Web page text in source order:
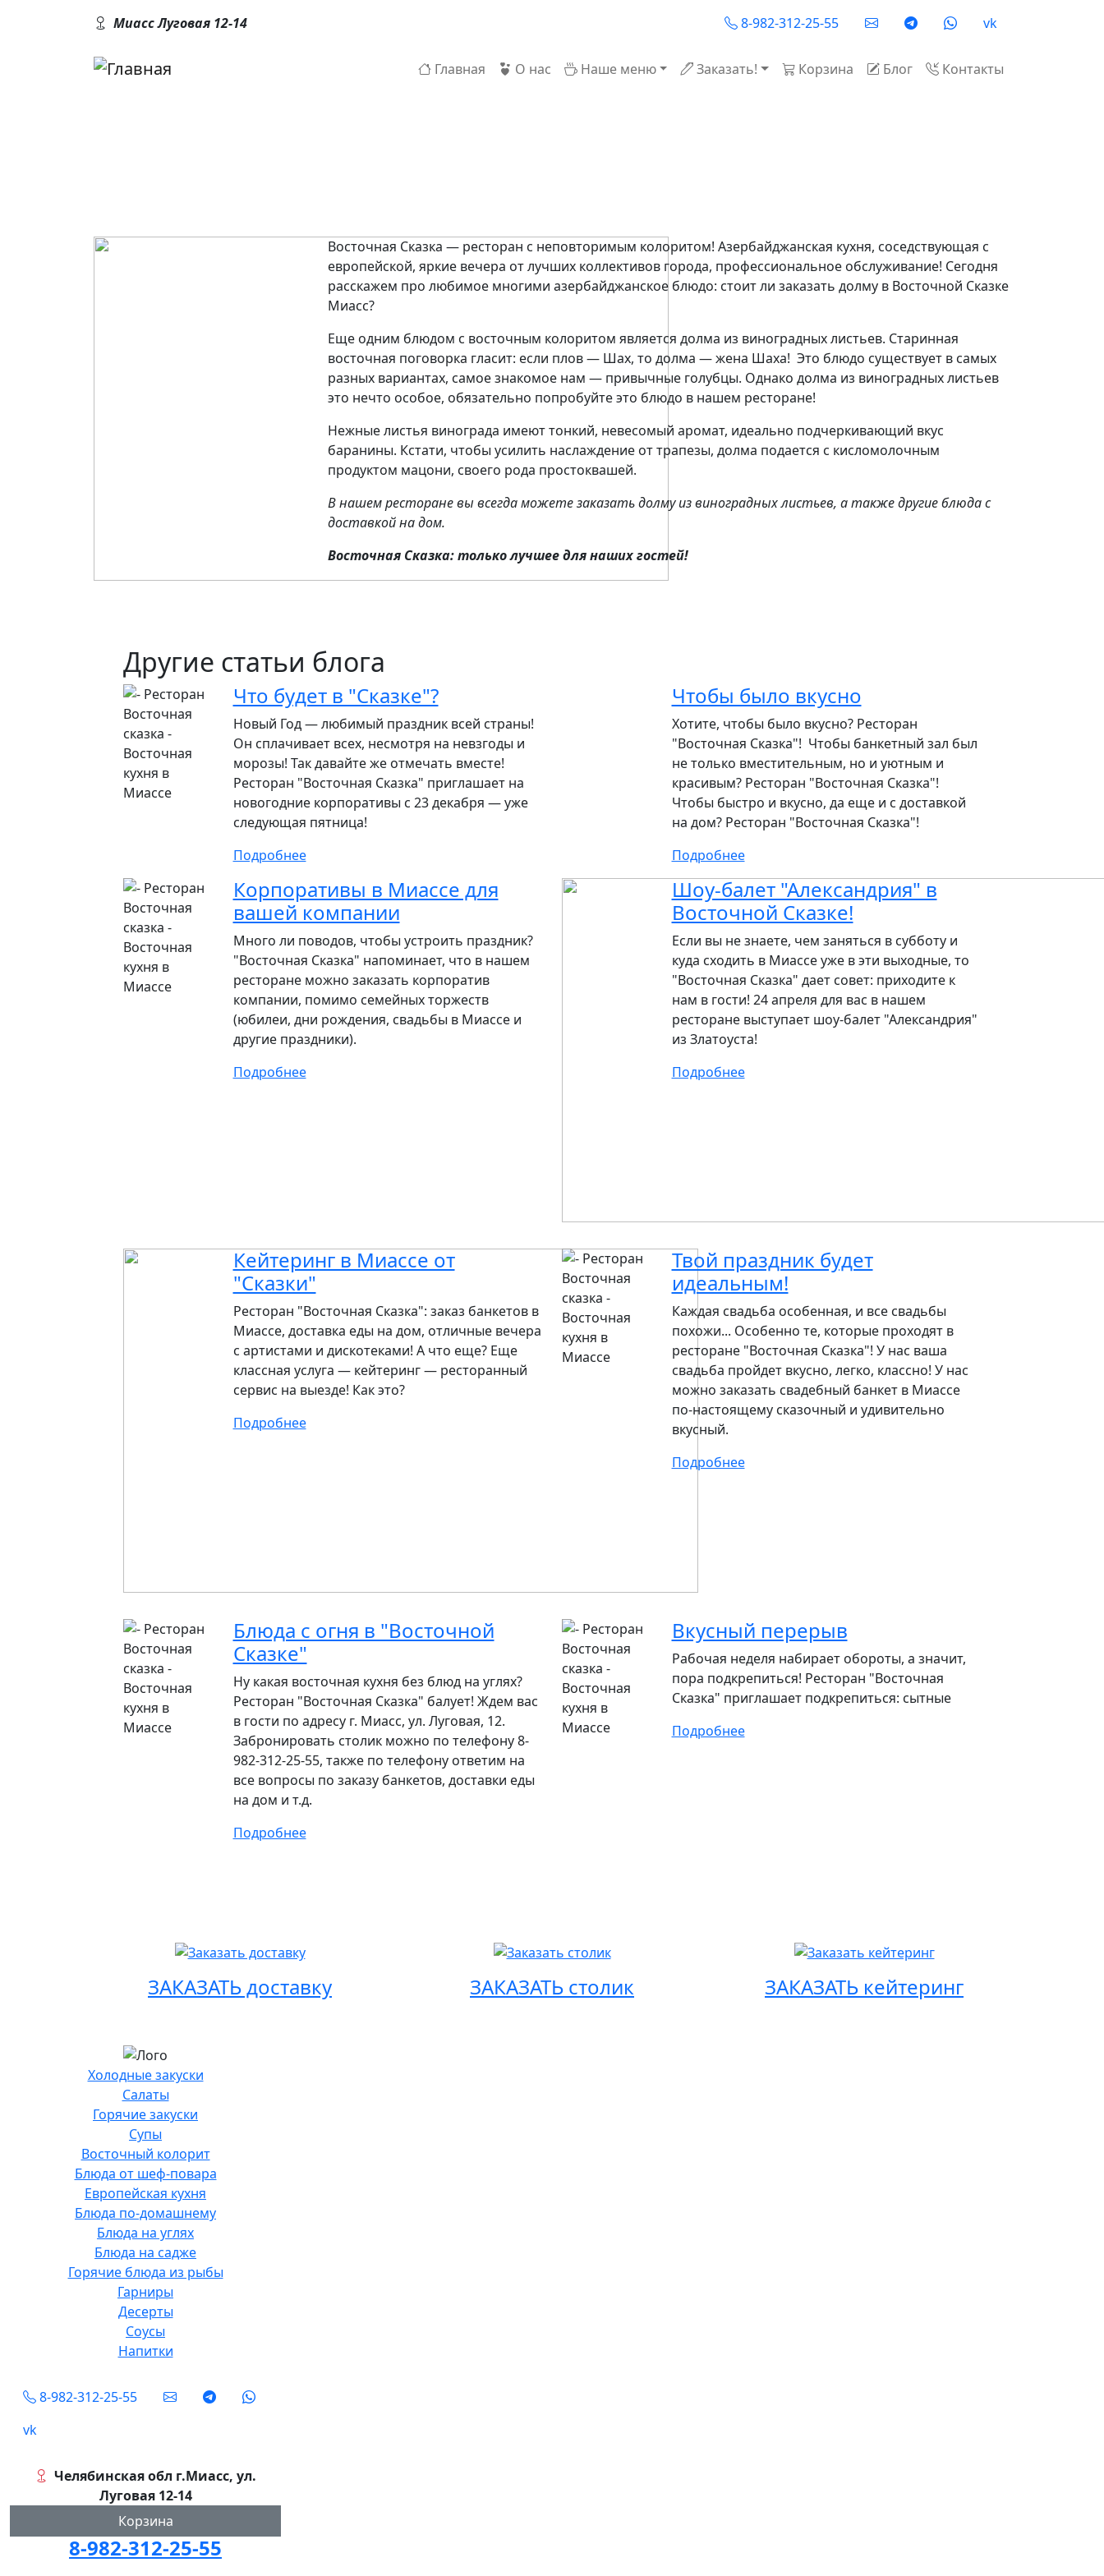
Миасс Луговая 12-14 Social
8-982-312-25-55 vk
Основная навигация
Главная О нас Наше меню Заказать! Корзина Блог Контакты
Восточная Сказка — ресторан с неповторимым колоритом! Азербайджанская кухня, соседствующая с
европейской, яркие вечера от лучших коллективов города, профессиональное обслуживание! Сегодня
расскажем про любимое многими азербайджанское блюдо: стоит ли заказать долму в Восточной Сказке
Миасс?
Еще одним блюдом с восточным колоритом является долма из виноградных листьев. Старинная
восточная поговорка гласит: если плов — Шах, то долма — жена Шаха! Это блюдо существует в самых
разных вариантах, самое знакомое нам — привычные голубцы. Однако долма из виноградных листьев
это нечто особое, обязательно попробуйте это блюдо в нашем ресторане!
Нежные листья винограда имеют тонкий, невесомый аромат, идеально подчеркивающий вкус
баранины. Кстати, чтобы усилить наслаждение от трапезы, долма подается с кисломолочным
продуктом мацони, своего рода простоквашей.
В нашем ресторане вы всегда можете заказать долму из виноградных листьев, а также другие блюда с
доставкой на дом.
Восточная Сказка: только лучшее для наших гостей!
Другие статьи блога
Что будет в "Сказке"?
Новый Год — любимый праздник всей страны!
Он сплачивает всех, несмотря на невзгоды и
морозы! Так давайте же отмечать вместе!
Ресторан "Восточная Сказка" приглашает на
новогодние корпоративы с 23 декабря — уже
следующая пятница!
Подробнее
Чтобы было вкусно
Хотите, чтобы было вкусно? Ресторан
"Восточная Сказка"! Чтобы банкетный зал был
не только вместительным, но и уютным и
красивым? Ресторан "Восточная Сказка"!
Чтобы быстро и вкусно, да еще и с доставкой
на дом? Ресторан "Восточная Сказка"!
Подробнее
Корпоративы в Миассе для
вашей компании
Много ли поводов, чтобы устроить праздник?
"Восточная Сказка" напоминает, что в нашем
ресторане можно заказать корпоратив
компании, помимо семейных торжеств
(юбилеи, дни рождения, свадьбы в Миассе и
другие праздники).
Подробнее
Шоу-балет "Александрия" в
Восточной Сказке!
Если вы не знаете, чем заняться в субботу и
куда сходить в Миассе уже в эти выходные, то
"Восточная Сказка" дает совет: приходите к
нам в гости! 24 апреля для вас в нашем
ресторане выступает шоу-балет "Александрия"
из Златоуста!
Подробнее
Кейтеринг в Миассе от
"Сказки"
Ресторан "Восточная Сказка": заказ банкетов в
Миассе, доставка еды на дом, отличные вечера
с артистами и дискотеками! А что еще? Еще
классная услуга — кейтеринг — ресторанный
сервис на выезде! Как это?
Подробнее
Твой праздник будет
идеальным!
Каждая свадьба особенная, и все свадьбы
похожи... Особенно те, которые проходят в
ресторане "Восточная Сказка"! У нас ваша
свадьба пройдет вкусно, легко, классно! У нас
можно заказать свадебный банкет в Миассе
по-настоящему сказочный и удивительно
вкусный.
Подробнее
Блюда с огня в "Восточной
Сказке"
Ну какая восточная кухня без блюд на углях?
Ресторан "Восточная Сказка" балует! Ждем вас
в гости по адресу г. Миасс, ул. Луговая, 12.
Забронировать столик можно по телефону 8-
982-312-25-55, также по телефону ответим на
все вопросы по заказу банкетов, доставки еды
на дом и т.д.
Подробнее
Вкусный перерыв
Рабочая неделя набирает обороты, а значит,
пора подкрепиться! Ресторан "Восточная
Сказка" приглашает подкрепиться: сытные
Подробнее
ЗАКАЗАТЬ доставку ЗАКАЗАТЬ столик ЗАКАЗАТЬ кейтеринг
Холодные закуски
Салаты
Горячие закуски
Супы
Восточный колорит
Блюда от шеф-повара
Европейская кухня
Блюда по-домашнему
Блюда на углях
Блюда на садже
Горячие блюда из рыбы
Гарниры
Десерты
Соусы
Напитки
Social
8-982-312-25-55
vk
Челябинская обл г.Миасс, ул.
Луговая 12-14
Корзина
8-982-312-25-55